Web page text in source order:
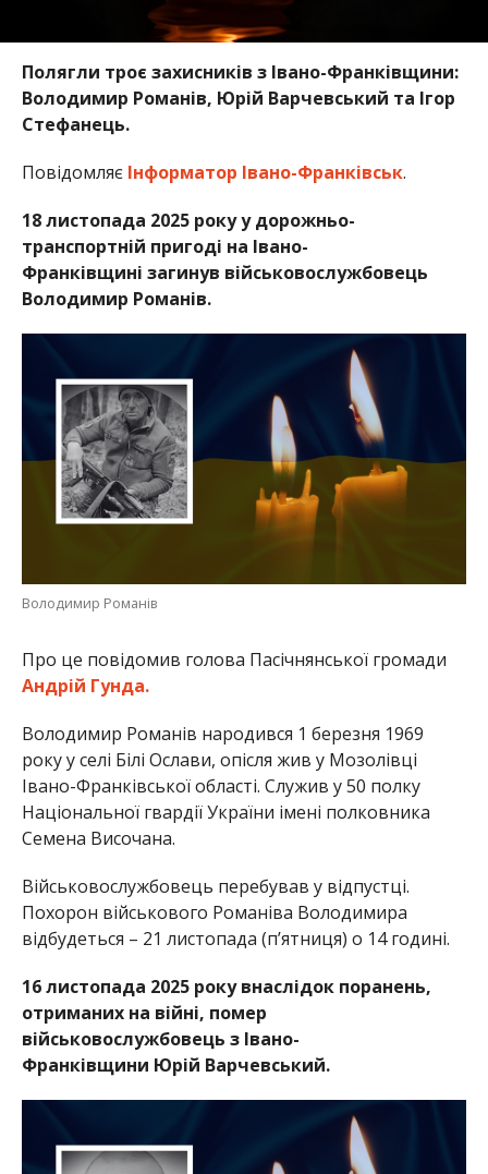
Полягли троє захисників з Івано-Франківщини:
Володимир Романів, Юрій Варчевський та Ігор
Стефанець.
Повідомляє Інформатор Івано-Франківськ.
18 листопада 2025 року у дорожньо-
транспортній пригоді на Івано-
Франківщині загинув військовослужбовець
Володимир Романів.
Володимир Романів
Про це повідомив голова Пасічнянської громади
Андрій Гунда.
Володимир Романів народився 1 березня 1969
року у селі Білі Ослави, опісля жив у Мозолівці
Івано-Франківської області. Служив у 50 полку
Національної гвардії України імені полковника
Семена Височана.
Військовослужбовець перебував у відпустці.
Похорон військового Романіва Володимира
відбудеться – 21 листопада (п’ятниця) о 14 годині.
16 листопада 2025 року внаслідок поранень,
отриманих на війні, помер
військовослужбовець з Івано-
Франківщини Юрій Варчевський.